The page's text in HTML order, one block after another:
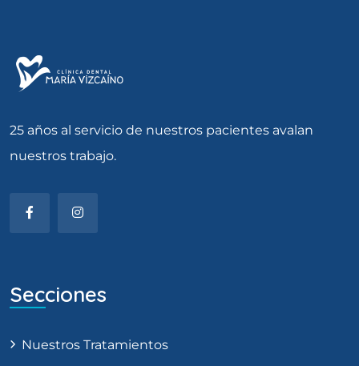
25 años al servicio de nuestros pacientes avalan
nuestros trabajo.
Secciones
Nuestros Tratamientos